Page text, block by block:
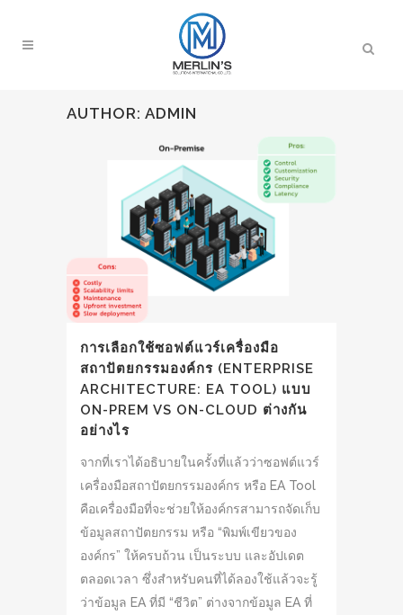
AUTHOR: ADMIN
การเลือกใช้ซอฟต์แวร์เครื่องมือ
สถาปัตยกรรมองค์กร (ENTERPRISE
ARCHITECTURE: EA TOOL) แบบ
ON-PREM VS ON-CLOUD ต่างกัน
อย่างไร
จากที่เราได้อธิบายในครั้งที่แล้วว่าซอฟต์แวร์
เครื่องมือสถาปัตยกรรมองค์กร หรือ EA Tool
คือเครื่องมือที่จะช่วยให้องค์กรสามารถจัดเก็บ
ข้อมูลสถาปัตยกรรม หรือ “พิมพ์เขียวของ
องค์กร” ให้ครบถ้วน เป็นระบบ และอัปเดต
ตลอดเวลา ซึ่งสำหรับคนที่ได้ลองใช้แล้วจะรู้
ว่าข้อมูล EA ที่มี “ชีวิต” ต่างจากข้อมูล EA ที่